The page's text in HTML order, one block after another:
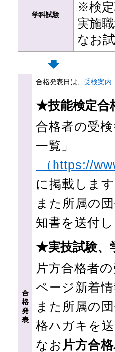
学科試験
※検定
実施
なお
合
格
発
表
合格発表日は、 受検案内
★技能検定合
合格者の受
一覧」
（https://
に掲載しま
また所属の
知書を送付
★実技試験、
片方合格者
ページ新着
また所属の
格ハガキを
なお 片方合